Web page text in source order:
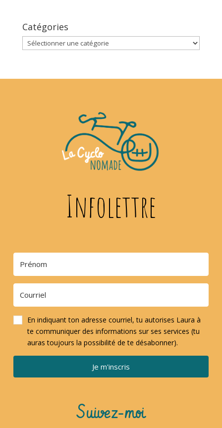
Catégories
Catégories
Infolettre
En indiquant ton adresse courriel, tu autorises Laura à
te communiquer des informations sur ses services (tu
auras toujours la possibilité de te désabonner).
Je m'inscris
Suivez-moi